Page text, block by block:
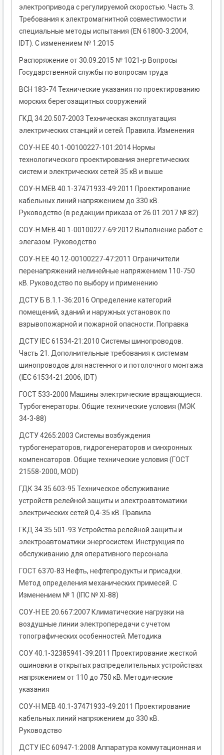
электропривода с регулируемой скоростью. Часть 3.
Требования к электромагнитной совместимости и
специальные методы испытания (EN 61800-3:2004,
IDT). С изменением № 1:2015
Распоряжение от 30.09.2015 № 1021-р Вопросы
Государственной службы по вопросам труда
ВСН 183-74 Технические указания по проектированию
морских берегозащитных сооружений
ГКД 34.20.507-2003 Техническая эксплуатация
электрических станций и сетей. Правила. Изменения
СОУ-Н ЕЕ 40.1-00100227-101:2014 Нормы
технологического проектирования энергетических
систем и электрических сетей 35 кВ и выше
СОУ-Н МЕВ 40.1-37471933-49:2011 Проектирование
кабельных линий напряжением до 330 кВ.
Руководство (в редакции приказа от 26.01.2017 № 82)
СОУ-Н МЕВ 40.1-00100227-69:2012 Выполнение работ с
элегазом. Руководство
СОУ-Н ЕЕ 40.12-00100227-47:2011 Ограничители
перенапряжений нелинейные напряжением 110-750
кВ. Руководство по выбору и применению
ДСТУ Б В.1.1-36:2016 Определение категорий
помещений, зданий и наружных установок по
взрывопожарной и пожарной опасности. Поправка
ДСТУ ІЕС 61534-21:2010 Системы шинопроводов.
Часть 21. Дополнительные требования к системам
шинопроводов для настенного и потолочного монтажа
(ІЕС 61534-21:2006, IDТ)
ГОСТ 533-2000 Машины электрические вращающиеся.
Турбогенераторы. Общие технические условия (МЭК
34-3-88)
ДСТУ 4265:2003 Системы возбуждения
турбогенераторов, гидрогенераторов и синхронных
компенсаторов. Общие технические условия (ГОСТ
21558-2000, MOD)
ГДК 34.35.603-95 Техническое обслуживание
устройств релейной защиты и электроавтоматики
электрических сетей 0,4-35 кВ. Правила
ГКД 34.35.501-93 Устройства релейной защиты и
электроавтоматики энергосистем. Инструкция по
обслуживанию для оперативного персонала
ГОСТ 6370-83 Нефть, нефтепродукты и присадки.
Метод определения механических примесей. С
Изменением № 1 (ІПС № ХI-88)
СОУ-Н ЕЕ 20.667:2007 Климатические нагрузки на
воздушные линии электропередачи с учетом
топографических особенностей. Методика
СОУ 40.1-32385941-39:2011 Проектирование жесткой
ошиновки в открытых распределительных устройствах
напряжением от 110 до 750 кВ. Методические
указания
СОУ-Н MEB 40.1-37471933-49:2011 Проектирование
кабельных линий напряжением до 330 кВ.
Руководство
ДСТУ IEC 60947-1:2008 Аппаратура коммутационная и